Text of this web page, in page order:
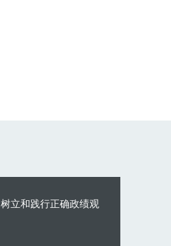
树立和践行正确政绩观